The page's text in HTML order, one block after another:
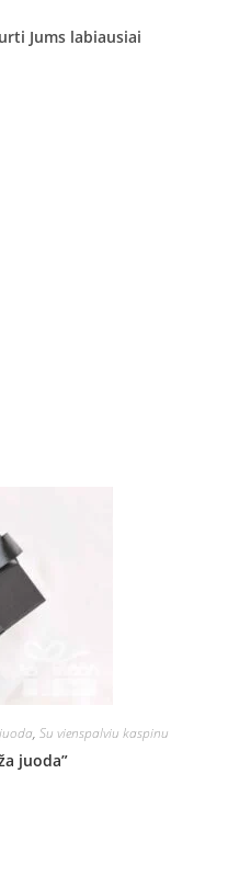
Jums labiausiai
, Su vienspalviu kaspinu
juoda”